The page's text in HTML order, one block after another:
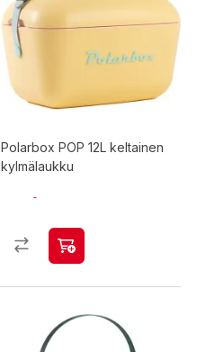
Polarbox POP 12L keltainen
kylmälaukku